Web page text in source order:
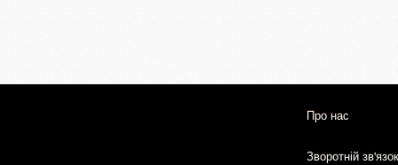
Про нас
Зворотній зв'язок